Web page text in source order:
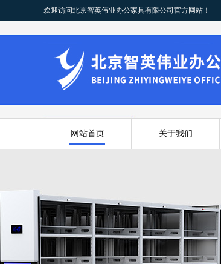
欢迎访问北京智英伟业办公家具有限公司官方网站！
网站首页 关于我们